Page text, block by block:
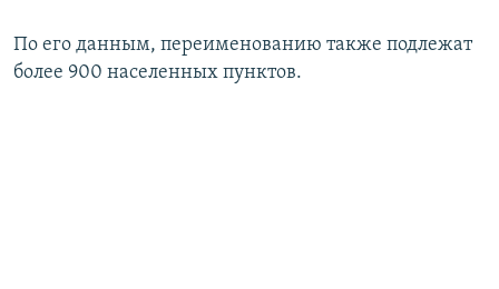
По его данным, переименованию также подлежат
более 900 населенных пунктов.